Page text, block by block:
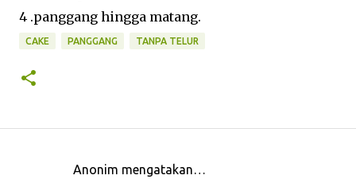
4 .panggang hingga matang.
CAKE PANGGANG TANPA TELUR
Anonim mengatakan…